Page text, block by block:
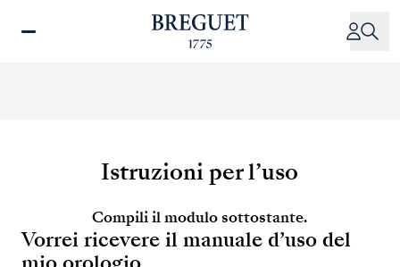
Istruzioni per l’uso
Compili il modulo sottostante.
Vorrei ricevere il manuale d’uso del